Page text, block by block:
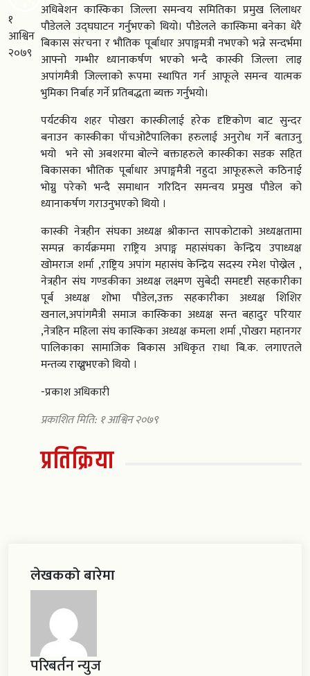
१
आश्विन
२०७९
अधिबेशन कास्किका जिल्ला समन्वय समितिका प्रमुख लिलाधर
पौडेलले उद्घघाटन गर्नुभएको थियो। पौडेलले कास्किमा बनेका धेरै
बिकास संरचना र भौतिक पूर्बाधार अपाङ्गमत्री नभएको भन्ने सन्दर्भमा
आफ्नो गम्भीर ध्यानाकर्षण भएको भन्दै कास्की जिल्ला लाइ
अपांगमैत्री जिल्लाको रूपमा स्थापित गर्न आफूले समन्व यात्मक
भुमिका निर्बाह गर्ने प्रतिबद्धता ब्यक्त गर्नुभयो।
पर्यटकीय शहर पोखरा कास्कीलाई हरेक दृष्टिकोण बाट सुन्दर
बनाउन कास्कीका पाँचओटैपालिका हरुलाई अनुरोध गर्ने बताउनु
भयो भने सो अबशरमा बोल्ने बक्ताहरुले कास्कीका सडक सहित
बिकासका भौतिक पूर्बाधार अपाङ्गमैत्री नहुदा आफूहरूले कठिनाई
भोग्नु परेको भन्दै समाधान गरिदिन समन्वय प्रमुख पौडेल को
ध्यानाकर्षण गराउनुभएको थियो ।
कास्की नेत्रहीन संघका अध्यक्ष श्रीकान्त सापकोटाको अध्यक्षतामा
सम्पन्न कार्यक्रममा राष्ट्रिय अपाङ्ग महासंघका केन्द्रिय उपाध्यक्ष
खोमराज शर्मा ,राष्ट्रिय अपांग महासंघ केन्द्रिय सदस्य रमेश पोख्रेल ,
नेत्रहीन संघ गण्डकीका अध्यक्ष लक्ष्मण सुबेदी समदृष्टी सहकारीका
पूर्ब अध्यक्ष शोभा पौडेल,उक्त सहकारीका अध्यक्ष शिशिर
खनाल,अपांगमैत्री समाज कास्किका अध्यक्ष सन्त बहादुर परियार
,नेत्रहिन महिला संघ कास्किका अध्यक्ष कमला शर्मा ,पोखरा महानगर
पालिकाका सामाजिक बिकास अधिकृत राधा बि.क. लगाएतले
मन्तव्य राख्नुभएको थियो ।
-प्रकाश अधिकारी
प्रकाशित मिति: १ आश्विन २०७९
प्रतिक्रिया
लेखकको बारेमा
परिबर्तन न्युज